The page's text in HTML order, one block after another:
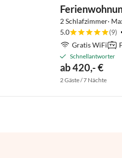
2 Schlafzimmer·
5.0
(9)
Gratis WiFi
Schnellantworter
ab 420,- €
2 Gäste / 7 Nächte